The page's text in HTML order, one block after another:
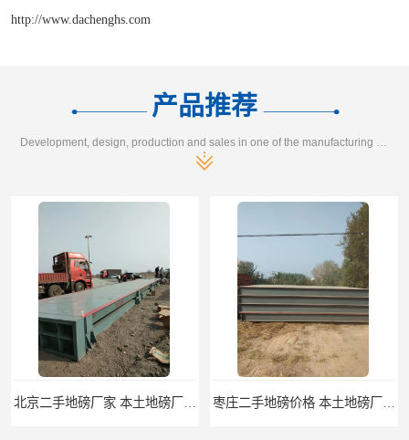
http://www.dachenghs.com
产品推荐